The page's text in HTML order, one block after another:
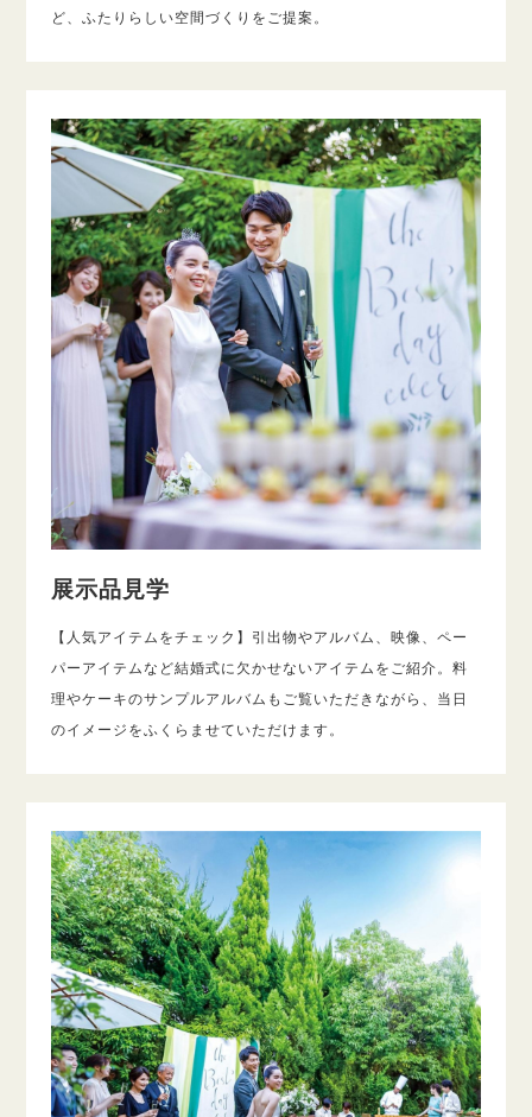
ど、ふたりらしい空間づくりをご提案。
展示品見学
【人気アイテムをチェック】引出物やアルバム、映像、ペー
パーアイテムなど結婚式に欠かせないアイテムをご紹介。料
理やケーキのサンプルアルバムもご覧いただきながら、当日
のイメージをふくらませていただけます。